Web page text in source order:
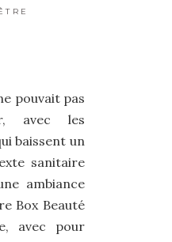
pouvait pas
avec les
baissent un
sanitaire
ambiance
Box Beauté
avec pour